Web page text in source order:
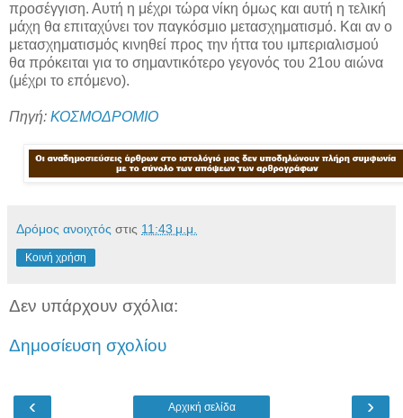
προσέγγιση. Αυτή η μέχρι τώρα νίκη όμως και αυτή η τελική
μάχη θα επιταχύνει τον παγκόσμιο μετασχηματισμό. Και αν ο
μετασχηματισμός κινηθεί προς την ήττα του ιμπεριαλισμού
θα πρόκειται για το σημαντικότερο γεγονός του 21ου αιώνα
(μέχρι το επόμενο).
Πηγή: ΚΟΣΜΟΔΡΟΜΙΟ
Δρόμος ανοιχτός στις 11:43 μ.μ.
Κοινή χρήση
Δεν υπάρχουν σχόλια:
Δημοσίευση σχολίου
‹ ›
Αρχική σελίδα